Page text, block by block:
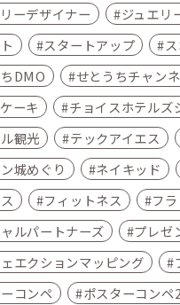
ーデザイナー
ジュエリ
スタートアップ
DMO
せとうちチャン
ーキ
チョイスホテルズ
観光
テックアイエス
城めぐり
ネイキッド
フィットネス フ
ルパートナーズ
プレゼ
エクションマッピング
コンペ
ポスターコンペ